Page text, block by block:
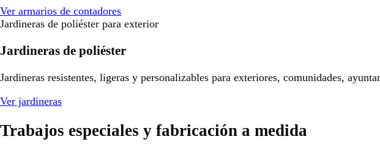
Ver armarios de contadores
Jardineras de poliéster para exterior
Jardineras de poliéster
Jardineras resistentes, ligeras y personalizables para exteriores, comunidades,
Ver jardineras
Trabajos especiales y fabricación a medida